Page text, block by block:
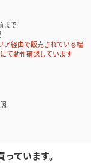
まで
経由で販売されている端
て動作確認しています
ています。